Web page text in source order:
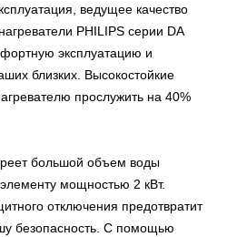
ведущее качество
PHILIPS серии DA
эксплуатацию и
близких. Высокостойкие
прослужить на 40%
большой объем воды
мощностью 2 кВт.
отключения предотвратит
безопасность. С помощью